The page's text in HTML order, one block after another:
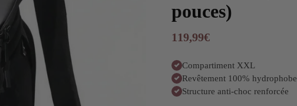
pouces)
119,99€
Compartiment XXL
Revêtement 100% hydrophobe
Structure anti-choc renforcée